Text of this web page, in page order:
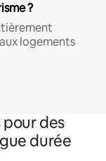
?
logements
des
durée